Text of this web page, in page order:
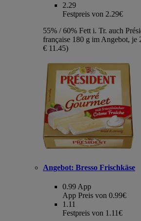
2.29
Festpreis von 2.29€
55% / 60% Fett i. Tr. auch
française 180 g im Angebot, je
€ 11.45)
Angebot: Bresso Frischkäse
0.99 App
App Preis von 0.99€
1.11
Festpreis von 1.11€